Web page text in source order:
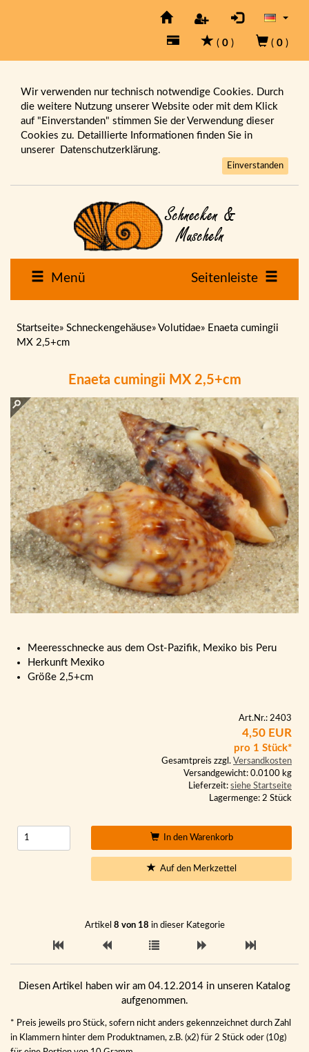
( 0 ) ( 0 )
Wir verwenden nur technisch notwendige Cookies. Durch
die weitere Nutzung unserer Website oder mit dem Klick
auf "Einverstanden" stimmen Sie der Verwendung dieser
Cookies zu. Detaillierte Informationen finden Sie in
unserer Datenschutzerklärung.
Einverstanden
Menü Seitenleiste
Startseite» Schneckengehäuse» Volutidae» Enaeta cumingii
MX 2,5+cm
Enaeta cumingii MX 2,5+cm
Meeresschnecke aus dem Ost-Pazifik, Mexiko bis Peru
Herkunft Mexiko
Größe 2,5+cm
Art.Nr.: 2403
4,50 EUR
pro 1 Stück*
Gesamtpreis zzgl. Versandkosten
Versandgewicht: 0.0100 kg
Lieferzeit: siehe Startseite
Lagermenge: 2 Stück
In den Warenkorb
Auf den Merkzettel
Artikel 8 von 18 in dieser Kategorie
Diesen Artikel haben wir am 04.12.2014 in unseren Katalog
aufgenommen.
* Preis jeweils pro Stück, sofern nicht anders gekennzeichnet durch Zahl
in Klammern hinter dem Produktnamen, z.B. (x2) für 2 Stück oder (10g)